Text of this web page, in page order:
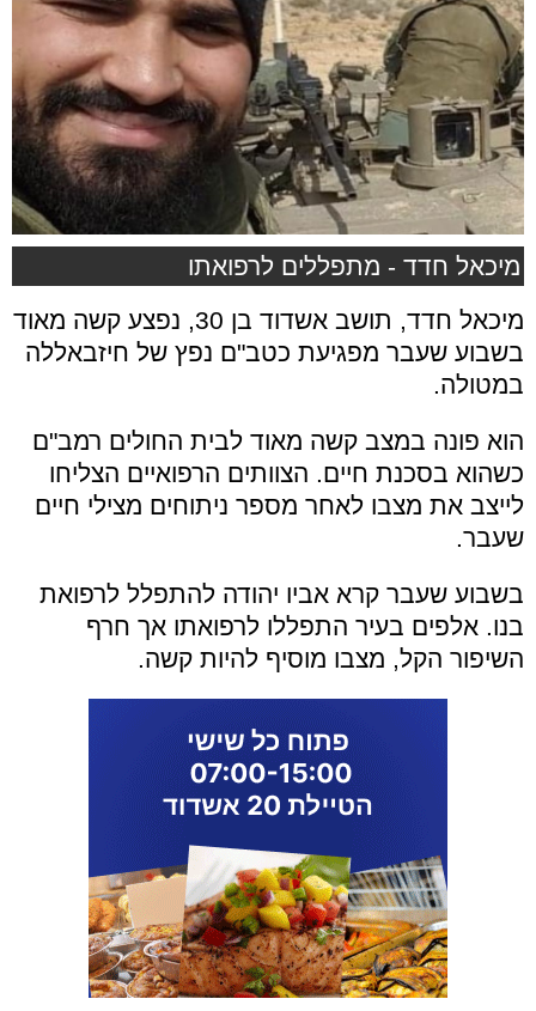
מיכאל חדד - מתפללים לרפואתו
מיכאל חדד, תושב אשדוד בן 30, נפצע קשה מאוד
בשבוע שעבר מפגיעת כטב"ם נפץ של חיזבאללה
במטולה.
הוא פונה במצב קשה מאוד לבית החולים רמב"ם
כשהוא בסכנת חיים. הצוותים הרפואיים הצליחו
לייצב את מצבו לאחר מספר ניתוחים מצילי חיים
שעבר.
בשבוע שעבר קרא אביו יהודה להתפלל לרפואת
בנו. אלפים בעיר התפללו לרפואתו אך חרף
השיפור הקל, מצבו מוסיף להיות קשה.